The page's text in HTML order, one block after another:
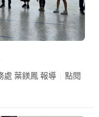
處 葉鎂鳳 報導
點閱